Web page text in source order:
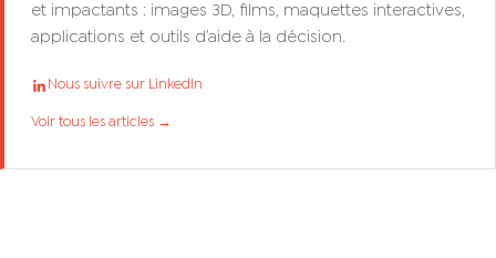
et impactants : images 3D, films, maquettes interactives,
applications et outils d’aide à la décision.
Nous suivre sur LinkedIn
Voir tous les articles →